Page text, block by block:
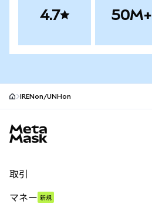
4.7 50M+
IRENon/UNHon
取引
マネー 新規